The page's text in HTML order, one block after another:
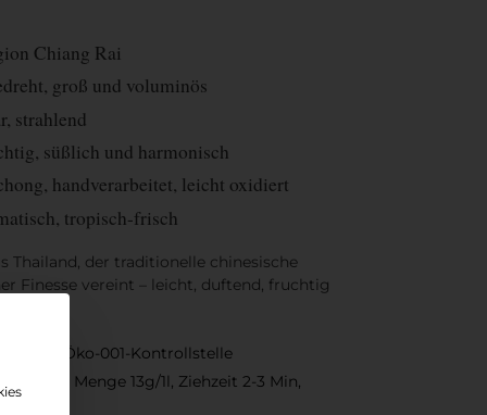
Chiang Rai
groß und voluminös
strahlend
süßlich und harmonisch
handverarbeitet, leicht oxidiert
tropisch-frisch
Thailand, der traditionelle chinesische
Finesse vereint – leicht, duftend, fruchtig
DE-Öko-001-Kontrollstelle
90°C, Menge 13g/1l, Ziehzeit 2-3 Min,